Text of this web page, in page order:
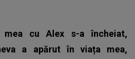
mea cu Alex s-a încheiat,
a apărut în viața mea,